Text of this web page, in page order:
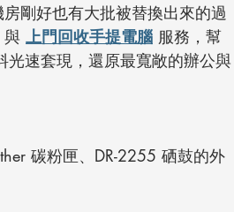
剛好也有大批被替換出來的過
與 上門回收手提電腦 服務，幫
速套現，還原最寬敞的辦公與
碳粉匣、DR-2255 硒鼓的外